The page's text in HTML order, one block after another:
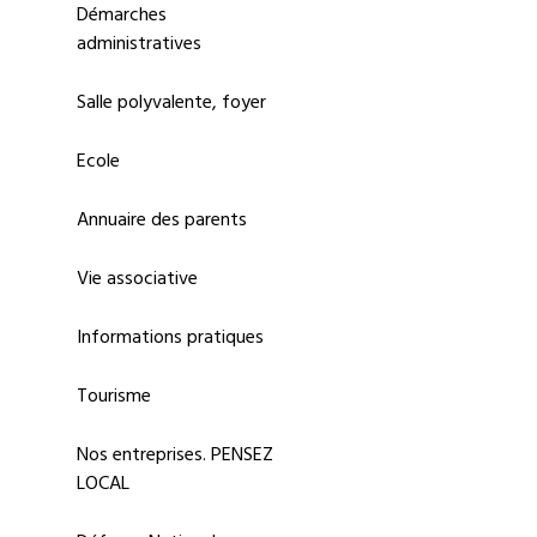
Démarches
administratives
Salle polyvalente, foyer
Ecole
Annuaire des parents
Vie associative
Informations pratiques
Tourisme
Nos entreprises. PENSEZ
LOCAL